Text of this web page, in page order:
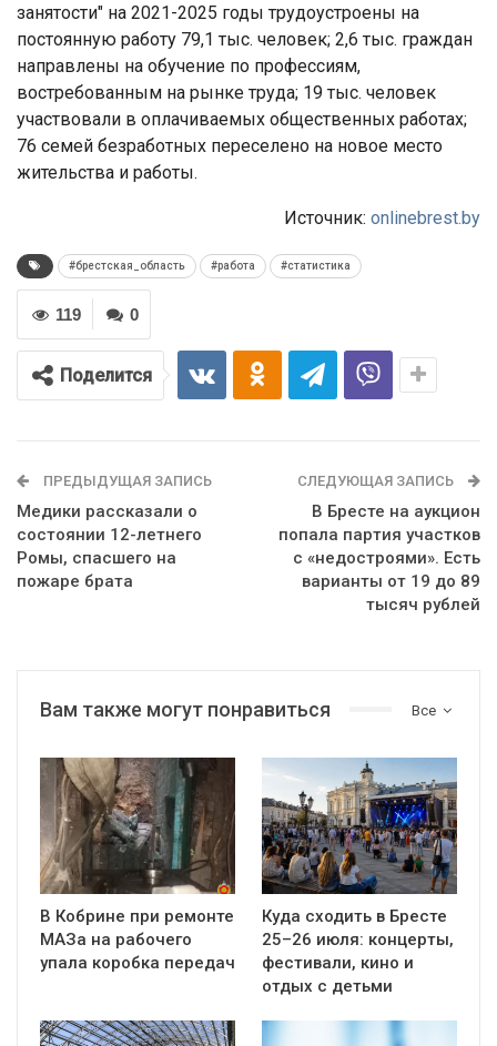
занятости" на 2021-2025 годы трудоустроены на
постоянную работу 79,1 тыс. человек; 2,6 тыс. граждан
направлены на обучение по профессиям,
востребованным на рынке труда; 19 тыс. человек
участвовали в оплачиваемых общественных работах;
76 семей безработных переселено на новое место
жительства и работы.
Источник: onlinebrest.by
#брестская_область #работа #статистика
0
119
Поделится
ПРЕДЫДУЩАЯ ЗАПИСЬ
Медики рассказали о
состоянии 12-летнего
Ромы, спасшего на
пожаре брата
СЛЕДУЮЩАЯ ЗАПИСЬ
В Бресте на аукцион
попала партия участков
с «недостроями». Есть
варианты от 19 до 89
тысяч рублей
Все
Вам также могут понравиться
В Кобрине при ремонте
МАЗа на рабочего
упала коробка передач
Куда сходить в Бресте
25–26 июля: концерты,
фестивали, кино и
отдых с детьми